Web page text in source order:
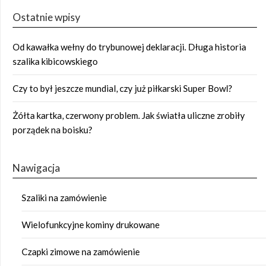
Ostatnie wpisy
Od kawałka wełny do trybunowej deklaracji. Długa historia
szalika kibicowskiego
Czy to był jeszcze mundial, czy już piłkarski Super Bowl?
Żółta kartka, czerwony problem. Jak światła uliczne zrobiły
porządek na boisku?
Nawigacja
Szaliki na zamówienie
Wielofunkcyjne kominy drukowane
Czapki zimowe na zamówienie